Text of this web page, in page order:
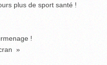
plus de sport santé !
!
»